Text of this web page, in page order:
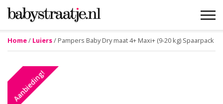
MAMAVLOGS
ZWANGER
BABY
LIFESTYLE
MUSTHAVES
CELEBS
ADVIES
WEBSHOPS
GRATIS
WIN
KORTINGEN
Home/ Luiers/ Pampers Baby Dry maat 4+ Maxi+ (9-20 kg) Spaarpack
Aanbieding!